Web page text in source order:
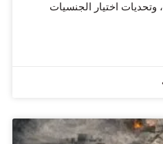
وتحديات اختيار الجنسيات